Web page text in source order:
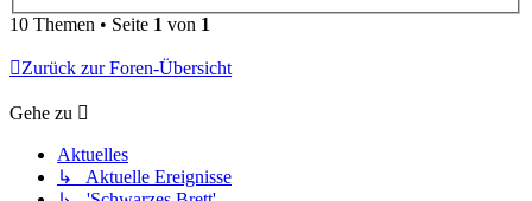
10 Themen • Seite 1 von 1
Zurück zur Foren-Übersicht
Gehe zu
Aktuelles
↳ Aktuelle Ereignisse